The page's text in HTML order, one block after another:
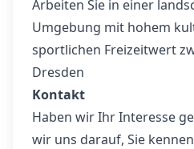
Arbeiten Sie in einer
Umgebung mit hohem
sportlichen Freizeitwert
Dresden
Kontakt
Haben wir Ihr Interesse
wir uns darauf, Sie